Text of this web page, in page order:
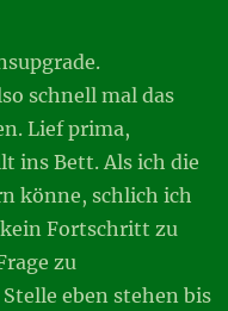
schnell mal das
Lief prima,
ins Bett. Als ich die
könne, schlich ich
Fortschritt zu
zu
eben stehen bis